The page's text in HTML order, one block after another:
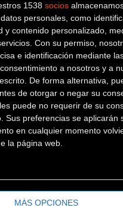
1538 socios
personales, como
y contenido personalizado,
Con su permiso,
e identificación mediante
a nosotros y a
De forma alternativa,
de otorgar o negar su
puede no requerir de su
Sus preferencias se
en cualquier momento
la página web.
MÁS OPCIONES
meta
Doble cita
Lizarte
Carretera